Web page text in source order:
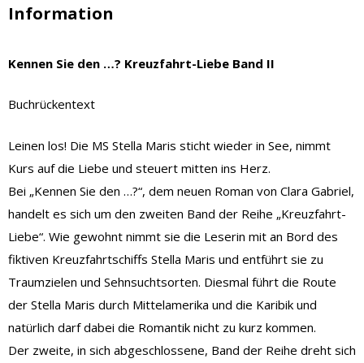
Information
Kennen Sie den …? Kreuzfahrt-Liebe Band II
Buchrückentext
Leinen los! Die MS Stella Maris sticht wieder in See, nimmt
Kurs auf die Liebe und steuert mitten ins Herz.
Bei „Kennen Sie den …?“, dem neuen Roman von Clara Gabriel,
handelt es sich um den zweiten Band der Reihe „Kreuzfahrt-
Liebe“. Wie gewohnt nimmt sie die Leserin mit an Bord des
fiktiven Kreuzfahrtschiffs Stella Maris und entführt sie zu
Traumzielen und Sehnsuchtsorten. Diesmal führt die Route
der Stella Maris durch Mittelamerika und die Karibik und
natürlich darf dabei die Romantik nicht zu kurz kommen.
Der zweite, in sich abgeschlossene, Band der Reihe dreht sich